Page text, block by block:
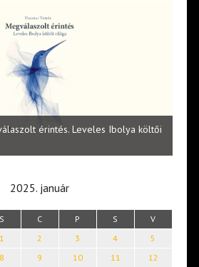
érintés. Leveles Ibolya költői
2025. január
S C P S V
1 2 3 4
5
8 9 10 11
12